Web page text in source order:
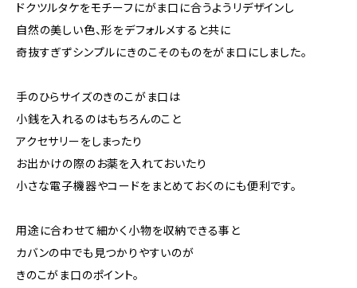
ドクツルタケをモチーフにがま口に合うようリデザインし
自然の美しい色、形をデフォルメすると共に
奇抜すぎずシンプルにきのこそのものをがま口にしました。
手のひらサイズのきのこがま口は
小銭を入れるのはもちろんのこと
アクセサリーをしまったり
お出かけの際のお薬を入れておいたり
小さな電子機器やコードをまとめておくのにも便利です。
用途に合わせて細かく小物を収納できる事と
カバンの中でも見つかりやすいのが
きのこがま口のポイント。